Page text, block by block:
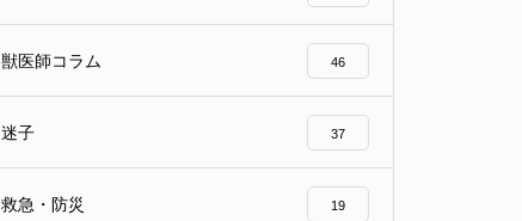
獣医師コラム 46
迷子 37
救急・防災 19